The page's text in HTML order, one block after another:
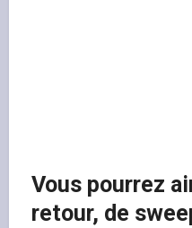
Vous pourrez
retour, de